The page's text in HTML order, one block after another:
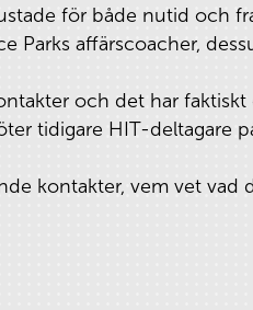
för både nutid och
Parks affärscoacher,
och det har faktiskt
tidigare HIT-deltagare
kontakter, vem vet vad